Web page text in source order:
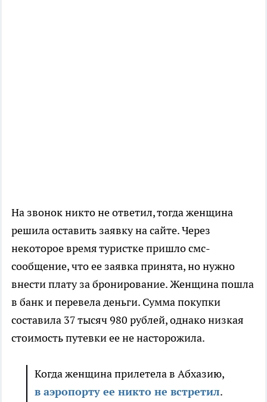
На звонок никто не ответил, тогда женщина
решила оставить заявку на сайте. Через
некоторое время туристке пришло смс-
сообщение, что ее заявка принята, но нужно
внести плату за бронирование. Женщина пошла
в банк и перевела деньги. Сумма покупки
составила 37 тысяч 980 рублей, однако низкая
стоимость путевки ее не насторожила.
Когда женщина прилетела в Абхазию,
в аэропорту ее никто не встретил.